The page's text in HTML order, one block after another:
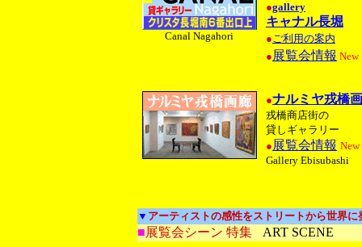
Canal Nagahori
●gallery
キャナル長堀
●ご利用の案内
● 展覧会情報 New
●ナルミヤ戎橋
戎橋商店街の
貸しギャラリー
● 展覧会情報 New
Gallery Ebisubashi
▼ アーティストの感性をストリートから世界に
■展覧会シーン 特集 ART SCENE